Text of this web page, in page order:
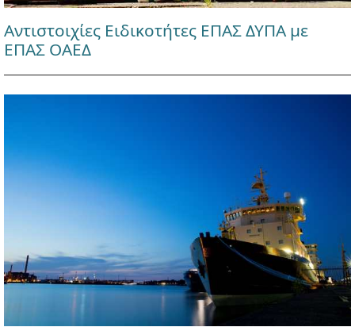
Αντιστοιχίες Ειδικοτήτες ΕΠΑΣ ΔΥΠΑ με
ΕΠΑΣ ΟΑΕΔ